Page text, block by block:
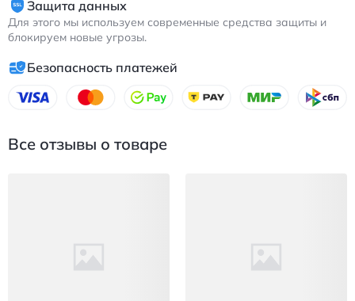
Защита данных
Для этого мы используем современные средства защиты и
блокируем новые угрозы.
Безопасность платежей
Все отзывы о товаре